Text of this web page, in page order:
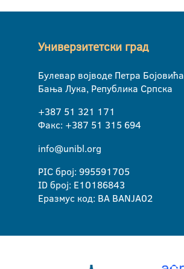
Универзитетски град
Булевар војводе Петра Бојовића
Бања Лука, Република Српска
+387 51 321 171
Факс: +387 51 315 694
info@unibl.org
PIC број: 995591705
ID број: E10186843
Еразмус код: BA BANJA02